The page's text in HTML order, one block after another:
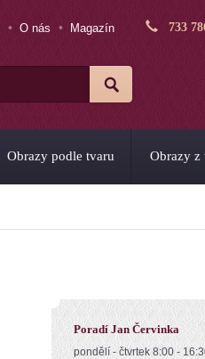
O nás
Magazín
733
Obrazy podle tvaru Obrazy
Poradí Jan Červinka
pondělí - čtvrtek 8:00 -